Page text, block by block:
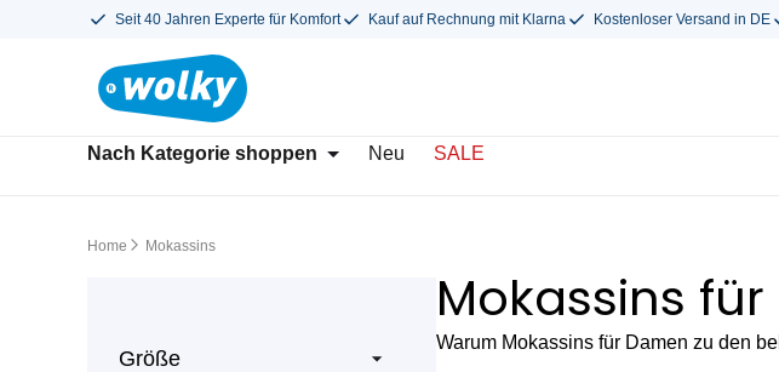
Seit 40 Jahren Experte für Komfort Kauf auf Rechnung mit Klarna Kostenloser Versand in DE
Nach Kategorie shoppen Neu SALE
Home Mokassins
Größe
Mokassins
Warum Mokassins für Damen zu den